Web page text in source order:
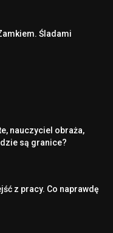
Śladami
nauczyciel obraża,
są granice?
z pracy. Co naprawdę